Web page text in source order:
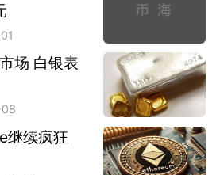
场 白银表
继续疯狂